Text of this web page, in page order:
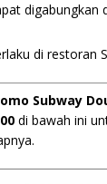
digabungkan
di restoran
Subway
di bawah ini